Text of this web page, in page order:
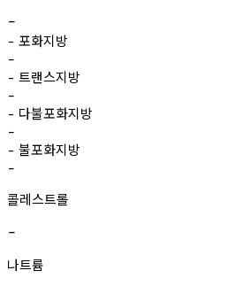
-
- 포화지방
-
- 트랜스지방
-
- 다불포화지방
-
- 불포화지방
-
콜레스트롤
-
나트륨